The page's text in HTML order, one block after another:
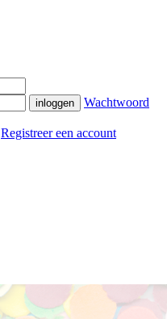
Wachtwoord
Registreer een account